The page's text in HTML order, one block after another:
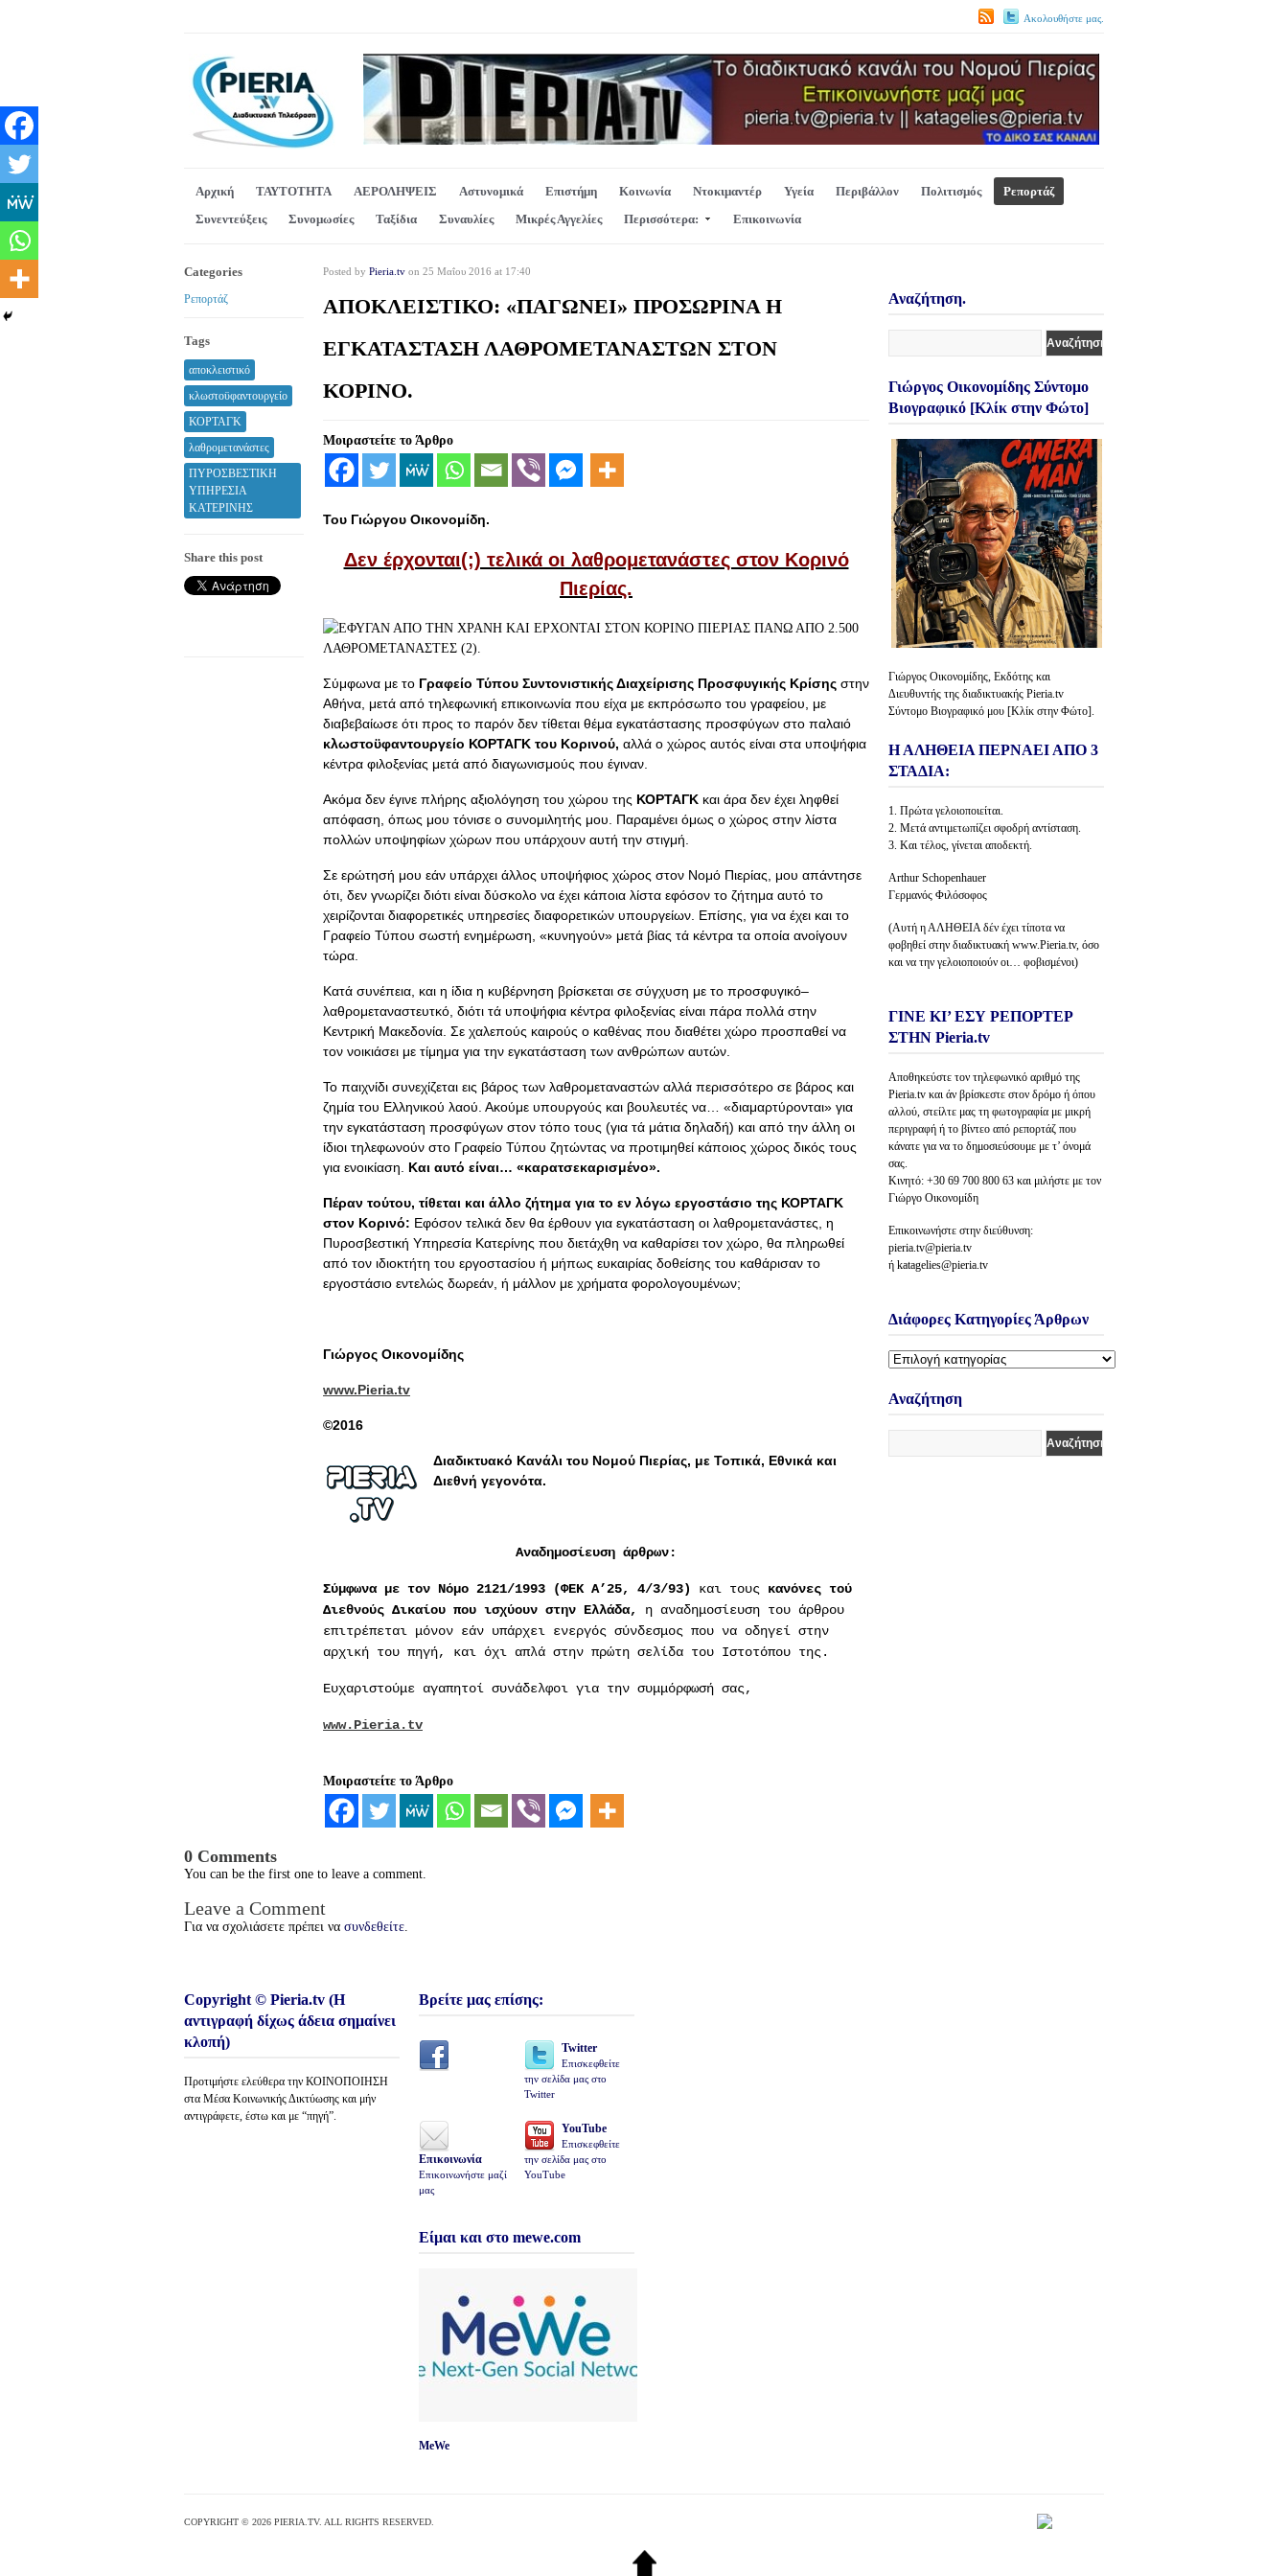
Ακολουθήστε μας.
Αρχική ΤΑΥΤΟΤΗΤΑ ΑΕΡΟΛΗΨΕΙΣ Αστυνομικά Επιστήμη Κοινωνία Ντοκιμαντέρ Υγεία Περιβάλλον Πολιτισμός
Ρεπορτάζ
Συνεντεύξεις
Συνομωσίες Ταξίδια Συναυλίες Μικρές Αγγελίες Περισσότερα: Επικοινωνία
Categories
Ρεπορτάζ
Tags
αποκλειστικό
κλωστοϋφαντουργείο
ΚΟΡΤΑΓΚ
λαθρομετανάστες
ΠΥΡΟΣΒΕΣΤΙΚΗ
ΥΠΗΡΕΣΙΑ
ΚΑΤΕΡΙΝΗΣ
Share this post
Posted by Pieria.tv on 25 Μαΐου 2016 at 17:40
ΑΠΟΚΛΕΙΣΤΙΚΟ: «ΠΑΓΩΝΕΙ» ΠΡΟΣΩΡΙΝΑ Η
ΕΓΚΑΤΑΣΤΑΣΗ ΛΑΘΡΟΜΕΤΑΝΑΣΤΩΝ ΣΤΟΝ
ΚΟΡΙΝΟ.
Μοιραστείτε το Άρθρο
Του Γιώργου Οικονομίδη.
Δεν έρχονται(;) τελικά οι λαθρομετανάστες στον Κορινό
Πιερίας.
Σύμφωνα με το Γραφείο Τύπου Συντονιστικής Διαχείρισης Προσφυγικής Κρίσης στην
Αθήνα, μετά από τηλεφωνική επικοινωνία που είχα με εκπρόσωπο του γραφείου, με
διαβεβαίωσε ότι προς το παρόν δεν τίθεται θέμα εγκατάστασης προσφύγων στο παλαιό
κλωστοϋφαντουργείο ΚΟΡΤΑΓΚ του Κορινού, αλλά ο χώρος αυτός είναι στα υποψήφια
κέντρα φιλοξενίας μετά από διαγωνισμούς που έγιναν.
Ακόμα δεν έγινε πλήρης αξιολόγηση του χώρου της ΚΟΡΤΑΓΚ και άρα δεν έχει ληφθεί
απόφαση, όπως μου τόνισε ο συνομιλητής μου. Παραμένει όμως ο χώρος στην λίστα
πολλών υποψηφίων χώρων που υπάρχουν αυτή την στιγμή.
Σε ερώτησή μου εάν υπάρχει άλλος υποψήφιος χώρος στον Νομό Πιερίας, μου απάντησε
ότι, δεν γνωρίζει διότι είναι δύσκολο να έχει κάποια λίστα εφόσον το ζήτημα αυτό το
χειρίζονται διαφορετικές υπηρεσίες διαφορετικών υπουργείων. Επίσης, για να έχει και το
Γραφείο Τύπου σωστή ενημέρωση, «κυνηγούν» μετά βίας τά κέντρα τα οποία ανοίγουν
τώρα.
Κατά συνέπεια, και η ίδια η κυβέρνηση βρίσκεται σε σύγχυση με το προσφυγικό–
λαθρομεταναστευτκό, διότι τά υποψήφια κέντρα φιλοξενίας είναι πάρα πολλά στην
Κεντρική Μακεδονία. Σε χαλεπούς καιρούς ο καθένας που διαθέτει χώρο προσπαθεί να
τον νοικιάσει με τίμημα για την εγκατάσταση των ανθρώπων αυτών.
Το παιχνίδι συνεχίζεται εις βάρος των λαθρομεταναστών αλλά περισσότερο σε βάρος και
ζημία του Ελληνικού λαού. Ακούμε υπουργούς και βουλευτές να… «διαμαρτύρονται» για
την εγκατάσταση προσφύγων στον τόπο τους (για τά μάτια δηλαδή) και από την άλλη οι
ίδιοι τηλεφωνούν στο Γραφείο Τύπου ζητώντας να προτιμηθεί κάποιος χώρος δικός τους
για ενοικίαση. Και αυτό είναι… «καρατσεκαρισμένο».
Πέραν τούτου, τίθεται και άλλο ζήτημα για το εν λόγω εργοστάσιο της ΚΟΡΤΑΓΚ
στον Κορινό: Εφόσον τελικά δεν θα έρθουν για εγκατάσταση οι λαθρομετανάστες, η
Πυροσβεστική Υπηρεσία Κατερίνης που διετάχθη να καθαρίσει τον χώρο, θα πληρωθεί
από τον ιδιοκτήτη του εργοστασίου ή μήπως ευκαιρίας δοθείσης του καθάρισαν το
εργοστάσιο εντελώς δωρεάν, ή μάλλον με χρήματα φορολογουμένων;
Γιώργος Οικονομίδης
www.Pieria.tv
©2016
Διαδικτυακό Κανάλι του Νομού Πιερίας, με Τοπικά, Εθνικά και
Διεθνή γεγονότα.
Αναδημοσίευση άρθρων:
Σύμφωνα με τον Νόμο 2121/1993 (ΦΕΚ Α’25, 4/3/93) και τους κανόνες τού
Διεθνούς Δικαίου που ισχύουν στην Ελλάδα,
η αναδημοσίευση του άρθρου
επιτρέπεται μόνον εάν υπάρχει ενεργός σύνδεσμος που να οδηγεί στην
αρχική του πηγή, και όχι απλά στην πρώτη σελίδα του Ιστοτόπου της.
Ευχαριστούμε αγαπητοί συνάδελφοι για την συμμόρφωσή σας,
www.Pieria.tv
Μοιραστείτε το Άρθρο
0 Comments
You can be the first one to leave a comment.
Leave a Comment
Για να σχολιάσετε πρέπει να συνδεθείτε.
Αναζήτηση.
Γιώργος Οικονομίδης Σύντομο
Βιογραφικό [Κλίκ στην Φώτο]
Γιώργος Οικονομίδης, Εκδότης και
Διευθυντής της διαδικτυακής Pieria.tv
Σύντομο Βιογραφικό μου [Κλίκ στην Φώτο].
Η ΑΛΗΘΕΙΑ ΠΕΡΝΑΕΙ ΑΠΟ 3
ΣΤΑΔΙΑ:
1. Πρώτα γελοιοποιείται.
2. Μετά αντιμετωπίζει σφοδρή αντίσταση.
3. Και τέλος, γίνεται αποδεκτή.
Arthur Schopenhauer
Γερμανός Φιλόσοφος
(Αυτή η ΑΛΗΘΕΙΑ δέν έχει τίποτα να
φοβηθεί στην διαδικτυακή www.Pieria.tv, όσο
και να την γελοιοποιούν οι… φοβισμένοι)
ΓΙΝΕ ΚΙ’ ΕΣΥ ΡΕΠΟΡΤΕΡ
ΣΤΗΝ Pieria.tv
Αποθηκεύστε τον τηλεφωνικό αριθμό της
Pieria.tv και άν βρίσκεστε στον δρόμο ή όπου
αλλού, στείλτε μας τη φωτογραφία με μικρή
περιγραφή ή το βίντεο από ρεπορτάζ που
κάνατε για να το δημοσιεύσουμε με τ’ όνομά
σας.
Κινητό: +30 69 700 800 63 και μιλήστε με τον
Γιώργο Οικονομίδη
Επικοινωνήστε στην διεύθυνση:
pieria.tv@pieria.tv
ή katagelies@pieria.tv
Διάφορες Κατηγορίες Άρθρων
Διάφορες
Άρθρων
Αναζήτηση
Copyright © Pieria.tv (Η
αντιγραφή δίχως άδεια σημαίνει
κλοπή)
Προτιμήστε ελεύθερα την ΚΟΙΝΟΠΟΙΗΣΗ
στα Μέσα Κοινωνικής Δικτύωσης και μήν
αντιγράφετε, έστω και με “πηγή”.
Βρείτε μας επίσης:
Twitter
Επισκεφθείτε
την σελίδα μας στο
Twitter
Επικοινωνία
Επικοινωνήστε μαζί
μας
YouTube
Επισκεφθείτε
την σελίδα μας στο
YouTube
Είμαι και στο mewe.com
MeWe
COPYRIGHT © 2026 PIERIA.TV. ALL RIGHTS RESERVED.